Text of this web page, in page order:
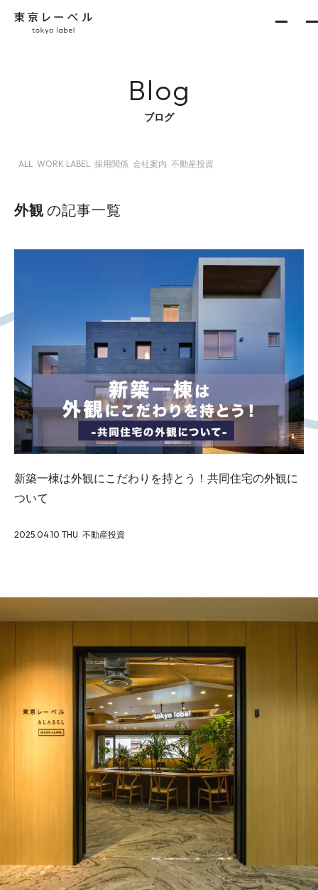
Services
新築一棟企画事業
収益不動産開発事業
Blog
Seminar
Contact
Blog
ブログ
ALL WORK LABEL 採用関係 会社案内 不動産投資
外観の記事一覧
新築一棟は外観にこだわりを持とう！共同住宅の外観に
ついて
2025.04.10 THU 不動産投資